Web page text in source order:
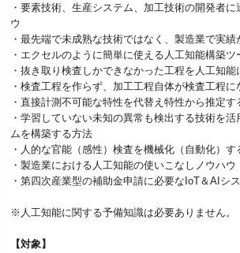
・要素技術、生産システム、加工技術の開発者
ウ
・最先端で未成熟な技術ではなく、製造業で実
・エクセルのように簡単に使える人工知能構築
・抜き取り検査しかできなかった工程を人工知
・検査工程を作らず、加工工程自体が検査工程
・直接計測不可能な特性を代替え特性から推定
・学習していない未知の異常も検出する技術を
ムを構築する方法
・人的な官能（感性）検査を機械化（自動化）す
・製造業における人工知能の使いこなしノウハウ
・第四次産業型の補助金申請に必要なIoT＆AIシ
※人工知能に関する予備知識は必要ありません。
【対象】